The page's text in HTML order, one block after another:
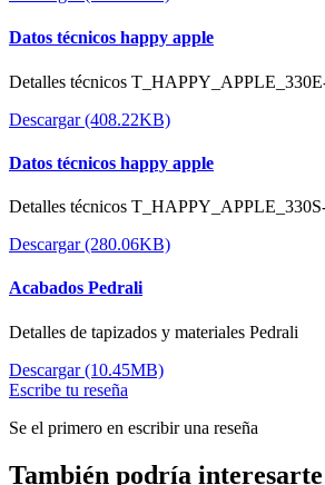
Datos técnicos happy apple
Detalles técnicos
Descargar (408.22KB)
Datos técnicos happy apple
Detalles técnicos
Descargar (280.06KB)
Acabados Pedrali
Detalles de tapizados y materiales Pedrali
Descargar (10.45MB)
Escribe tu reseña
Se el primero en escribir una reseña
También podría interesarte